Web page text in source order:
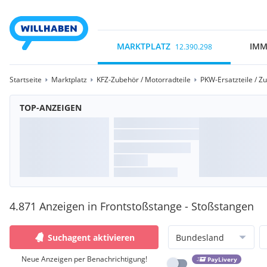
MARKTPLATZ 12.390.298
Startseite Marktplatz KFZ-Zubehör / Motorradteile PKW-Ersatzteile /
TOP-ANZEIGEN
4.871 Anzeigen in Frontstoßstange - Stoßstangen
Suchagent aktivieren
Neue Anzeigen per Benachrichtigung!
Bundesland
PayLivery